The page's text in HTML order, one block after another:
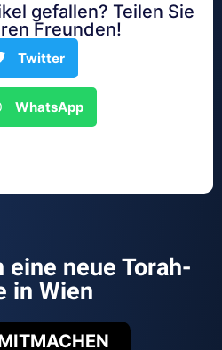
gefallen? Teilen Sie
Freunden!
Twitter
WhatsApp
neue Torah-
in Wien